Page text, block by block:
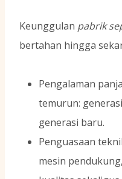
Keunggulan pabrik
bertahan hingga
Pengalaman
temurun:
generasi baru.
Penguasaan
mesin